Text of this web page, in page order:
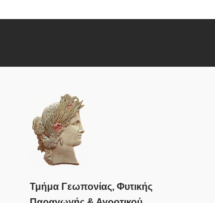
Τμήμα Γεωπονίας, Φυτικής